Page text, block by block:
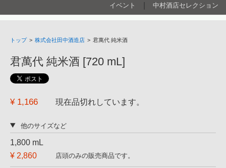
イベント 中村酒店セレクション
トップ > 株式会社田中酒造店 > 君萬代 純米酒
君萬代 純米酒 [720 mL]
¥ 1,166 現在品切れしています。
他のサイズなど
1,800 mL
¥ 2,860
店頭のみの販売商品です。